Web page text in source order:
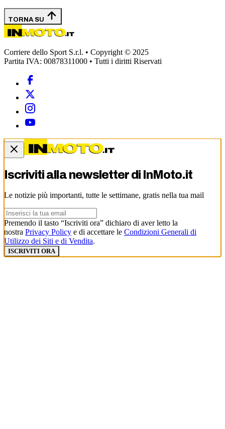
TORNA SU
Corriere dello Sport S.r.l. • Copyright © 2025
Partita IVA: 00878311000 • Tutti i diritti Riservati
Iscriviti alla newsletter di InMoto.it
Le notizie più importanti, tutte le settimane, gratis nella tua mail
Premendo il tasto “Iscriviti ora” dichiaro di aver letto la
nostra Privacy Policy e di accettare le Condizioni Generali di
Utilizzo dei Siti e di Vendita.
ISCRIVITI ORA